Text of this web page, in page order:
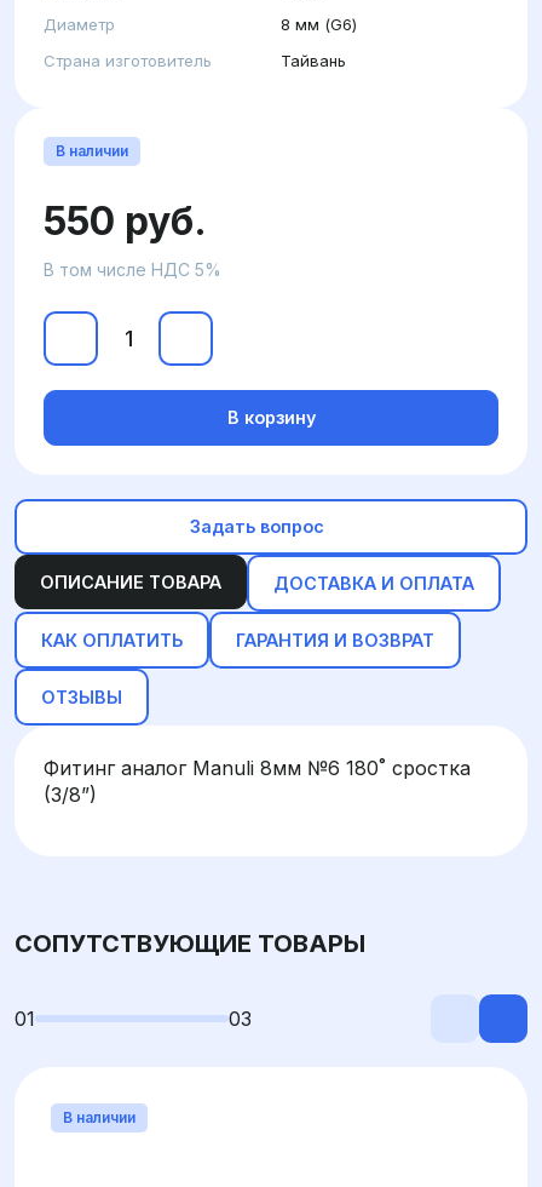
Диаметр
8 мм (G6)
Страна изготовитель
Тайвань
ОПИСАНИЕ ТОВАРА ДОСТАВКА И ОПЛАТА
КАК ОПЛАТИТЬ ГАРАНТИЯ И ВОЗВРАТ
ОТЗЫВЫ
Фитинг аналог Manuli 8мм №6 180˚ сростка
(3/8”)
В наличии
550 руб.
В том числе НДС 5%
В корзину
Задать вопрос
СОПУТСТВУЮЩИЕ ТОВАРЫ
01 03
В наличии